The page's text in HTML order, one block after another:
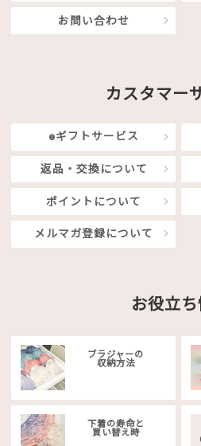
お問い合わせ
カスタマー
eギフトサービス
返品・交換について
ポイントについて
メルマガ登録について
お役立
ブラジャーの
収納方法
下着の寿命と
買い替え時